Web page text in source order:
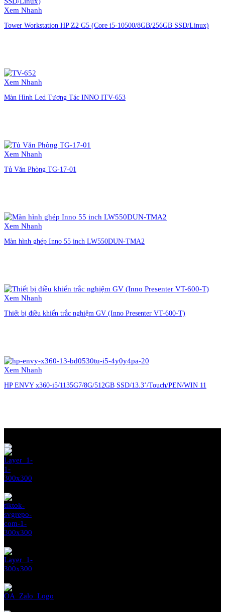
Xem Nhanh
Tower Workstation HP Z2 G5 (Core i5-10500/8GB/256GB SSD/Linux)
Xem Nhanh
Màn Hình Led Tương Tác INNO ITV-653
Xem Nhanh
Tủ Văn Phòng TG-17-01
Xem Nhanh
Màn hình ghép Inno 55 inch LW550DUN-TMA2
Xem Nhanh
Thiết bị điều khiển trắc nghiệm GV (Inno Presenter VT-600-T)
Xem Nhanh
HP ENVY x360-i5/1135G7/8G/512GB SSD/13.3’/Touch/PEN/WIN 11